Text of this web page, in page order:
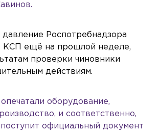
Роспотребнадзора
КСП ещё на прошлой неделе,
проверки чиновники
действиям.
оборудование,
и соответственно,
официальный документ